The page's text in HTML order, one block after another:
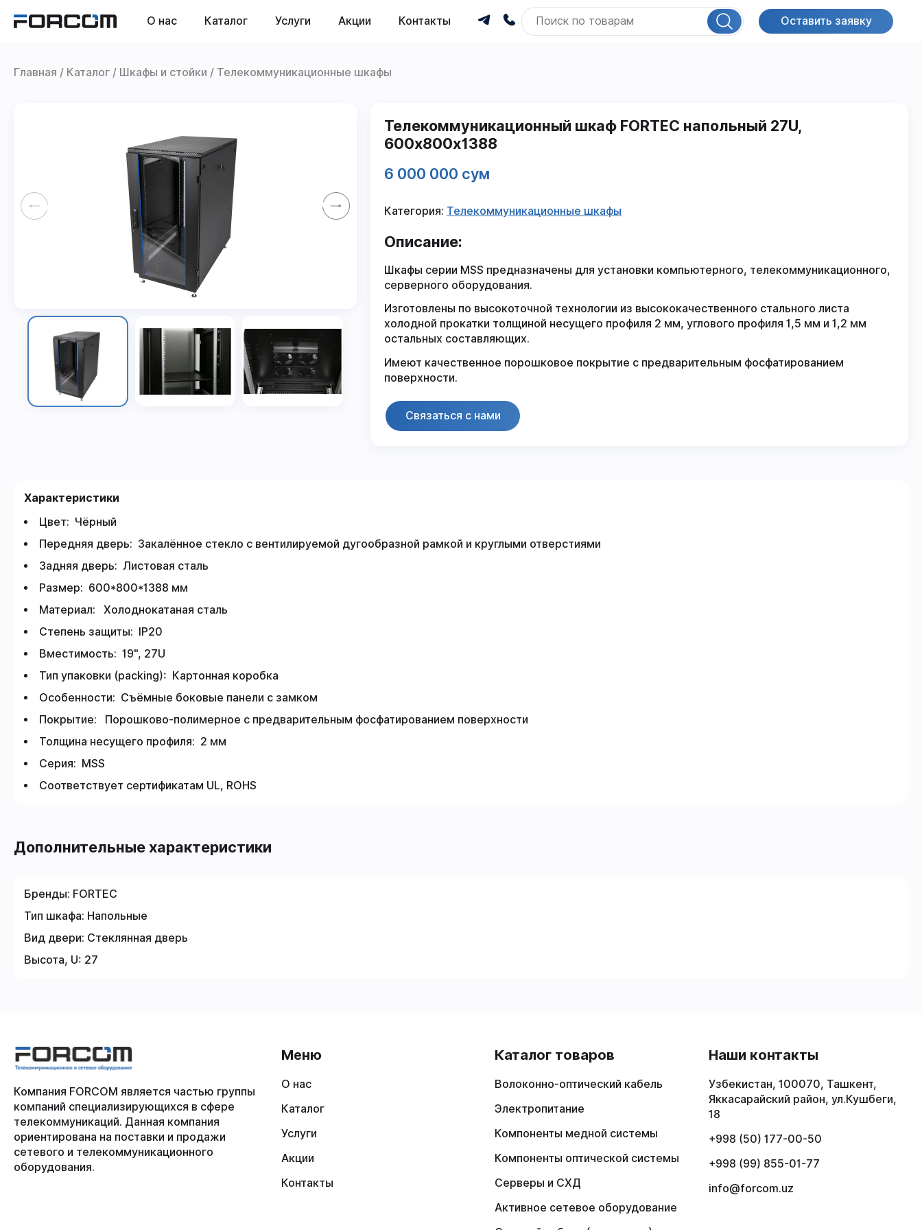
О нас Каталог Услуги Акции Контакты Оставить заявку
Главная Каталог Шкафы и стойки Телекоммуникационные шкафы
Телекоммуникационный шкаф FORTEC напольный 27U,
600x800x1388
6 000 000 сум
Категория: Телекоммуникационные шкафы
Описание:
Шкафы серии MSS предназначены для установки компьютерного, телекоммуникационного,
серверного оборудования.
Изготовлены по высокоточной технологии из высококачественного стального листа
холодной прокатки толщиной несущего профиля 2 мм, углового профиля 1,5 мм и 1,2 мм
остальных составляющих.
Имеют качественное порошковое покрытие с предварительным фосфатированием
поверхности.
Связаться с нами
Характеристики
Цвет: Чёрный
Передняя дверь: Закалённое стекло с вентилируемой дугообразной рамкой и круглыми отверстиями
Задняя дверь: Листовая сталь
Размер: 600*800*1388 мм
Материал: Холоднокатаная сталь
Степень защиты: IP20
Вместимость: 19", 27U
Тип упаковки (packing): Картонная коробка
Особенности: Съёмные боковые панели с замком
Покрытие: Порошково-полимерное с предварительным фосфатированием поверхности
Толщина несущего профиля: 2 мм
Серия: MSS
Соответствует сертификатам UL, ROHS
Дополнительные характеристики
Бренды: FORTEC
Тип шкафа: Напольные
Вид двери: Стеклянная дверь
Высота, U: 27
Компания FORCOM является частью группы
компаний специализирующихся в сфере
телекоммуникаций. Данная компания
ориентирована на поставки и продажи
сетевого и телекоммуникационного
оборудования.
Меню
О нас
Каталог
Услуги
Акции
Контакты
Каталог товаров
Волоконно-оптический кабель
Электропитание
Компоненты медной системы
Компоненты оптической системы
Серверы и СХД
Активное сетевое оборудование
Наши контакты
Узбекистан, 100070, Ташкент,
Яккасарайский район, ул.Кушбеги,
18
+998 (50) 177-00-50
+998 (99) 855-01-77
info@forcom.uz